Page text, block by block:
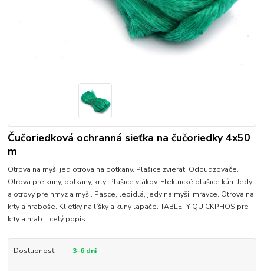
Čučoriedková ochranná sieťka na čučoriedky 4x50
m
Otrova na myši jed otrova na potkany. Plašice zvierat. Odpudzovače.
Otrova pre kuny, potkany, krty. Plašice vtákov. Elektrické plašice kún. Jedy
a otrovy pre hmyz a myši. Pasce, lepidlá, jedy na myši, mravce. Otrova na
krty a hraboše. Klietky na líšky a kuny lapače. TABLETY QUICKPHOS pre
krty a hrab... celý popis
Dostupnosť 3-6 dni